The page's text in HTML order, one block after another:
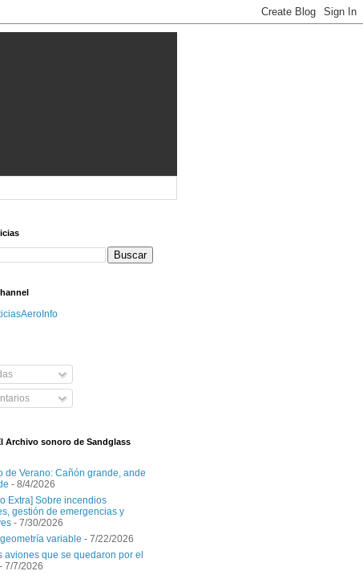
Archivo sonoro de Sandglass
de Verano: Cañón grande, ande
- 8/4/2026
Extra] Sobre incendios
gestión de emergencias y
- 7/30/2026
variable - 7/22/2026
aviones que se quedaron por el
- 7/7/2026